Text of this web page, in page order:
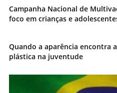
Campanha Nacional de
foco em crianças e
Quando a aparência encontra
plástica na juventude